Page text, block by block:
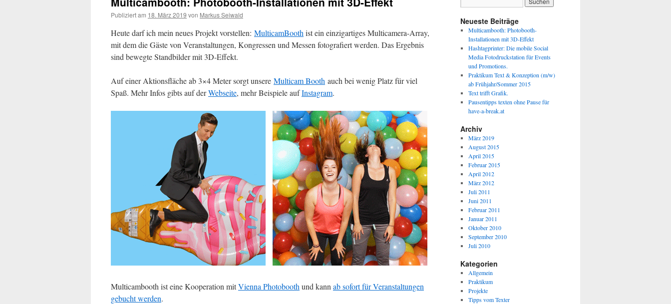
Publiziert am 18. März 2019 von Markus Seiwald
Heute darf ich mein neues Projekt vorstellen: MulticamBooth ist ein einzigartiges Multicamera-Array,
mit dem die Gäste von Veranstaltungen, Kongressen und Messen fotografiert werden. Das Ergebnis
sind bewegte Standbilder mit 3D-Effekt.
Auf einer Aktionsfläche ab 3×4 Meter sorgt unsere Multicam Booth auch bei wenig Platz für viel
Spaß. Mehr Infos gibts auf derWebseite, mehr Beispiele aufInstagram.
Multicambooth ist eine Kooperation mitVienna Photobooth und kann ab sofort für Veranstaltungen
gebucht werden.
Neueste Beiträge
Multicambooth: Photobooth-
Installationen mit 3D-Effekt
Hashtagprinter: Die mobile Social
Media Fotodruckstation für Events
und Promotions.
Praktikum Text & Konzeption (m/w)
ab Frühjahr/Sommer 2015
Text trifft Grafik.
Pausentipps texten ohne Pause für
have-a-break.at
Archiv
März 2019
August 2015
April 2015
Februar 2015
April 2012
März 2012
Juli 2011
Juni 2011
Februar 2011
Januar 2011
Oktober 2010
September 2010
Juli 2010
Kategorien
Allgemein
Praktikum
Projekte
Tipps vom Texter